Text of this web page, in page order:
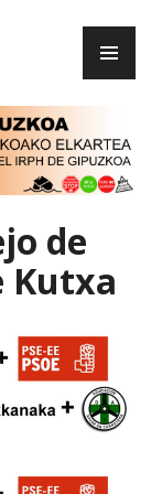
de
Kutxa